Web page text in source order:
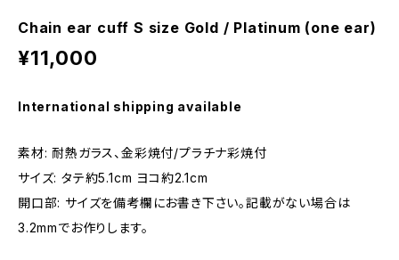
Chain ear cuff S size Gold / Platinum (one ear)
¥11,000
International shipping available
素材: 耐熱ガラス、金彩焼付/プラチナ彩焼付
サイズ: タテ約5.1cm ヨコ約2.1cm
開口部: サイズを備考欄にお書き下さい。記載がない場合は
3.2mmでお作りします。